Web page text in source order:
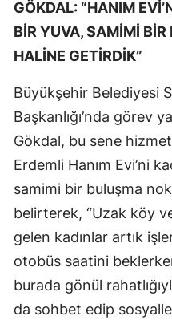
GÖKDAL: “HANIM
BİR YUVA, SAMİMİ
HALİNE GETİRDİK”
Büyükşehir Belediyesi
Başkanlığı’nda görev
Gökdal, bu sene
Erdemli Hanım Evi’ni
samimi bir buluşma
belirterek, “Uzak köy
gelen kadınlar artık
otobüs saatini
burada gönül
da sohbet edip